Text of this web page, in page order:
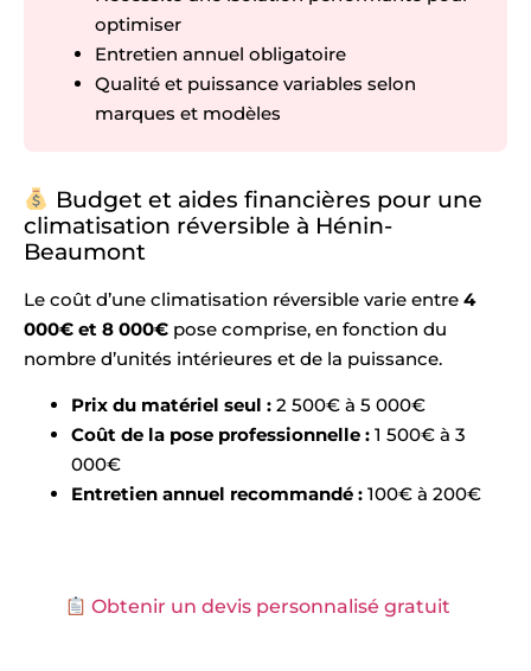
optimiser
Entretien annuel obligatoire
Qualité et puissance variables selon
marques et modèles
Budget et aides financières pour une
climatisation réversible à Hénin-
Beaumont
Le coût d’une climatisation réversible varie entre 4
000€ et 8 000€ pose comprise, en fonction du
nombre d’unités intérieures et de la puissance.
Prix du matériel seul : 2 500€ à 5 000€
Coût de la pose professionnelle : 1 500€ à 3
000€
Entretien annuel recommandé : 100€ à 200€
Obtenir un devis personnalisé gratuit